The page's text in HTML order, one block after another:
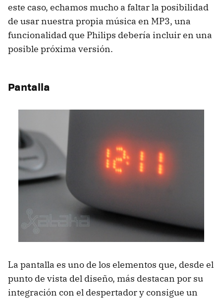
este caso, echamos mucho a faltar la posibilidad
de usar nuestra propia música en MP3, una
funcionalidad que Philips debería incluir en una
posible próxima versión.
Pantalla
La pantalla es uno de los elementos que, desde el
punto de vista del diseño, más destacan por su
integración con el despertador y consigue un